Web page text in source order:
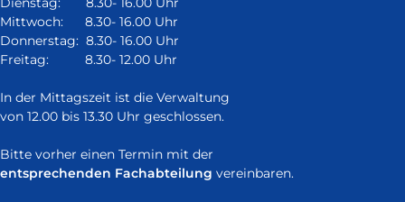
Fenster)
Mittwoch: 8.30- 16.00 Uhr
Donnerstag: 8.30- 16.00 Uhr
Freitag: 8.30- 12.00 Uhr
In der Mittagszeit ist die Verwaltung
von 12.00 bis 13.30 Uhr geschlossen.
Bitte vorher einen Termin mit der
entsprechenden Fachabteilung vereinbaren.